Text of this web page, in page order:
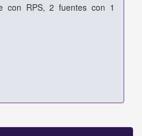
con RPS, 2 fuentes con 1